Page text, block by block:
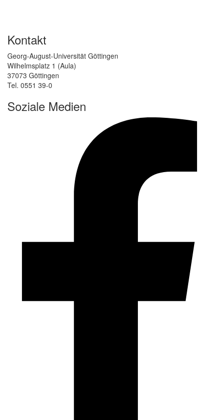
Kontakt
Georg-August-Universität Göttingen
Wilhelmsplatz 1 (Aula)
37073 Göttingen
Tel. 0551 39-0
Soziale Medien